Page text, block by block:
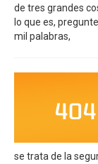
de tres grandes
lo que es,
mil palabras,
se trata de la